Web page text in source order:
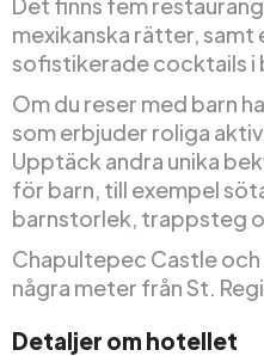
mexikanska rätter, samt
sofistikerade cocktails i
Om du reser med barn
som erbjuder roliga
Upptäck andra unika
för barn, till exempel
barnstorlek, trappsteg
Chapultepec Castle
några meter från St.
Detaljer om hotellet